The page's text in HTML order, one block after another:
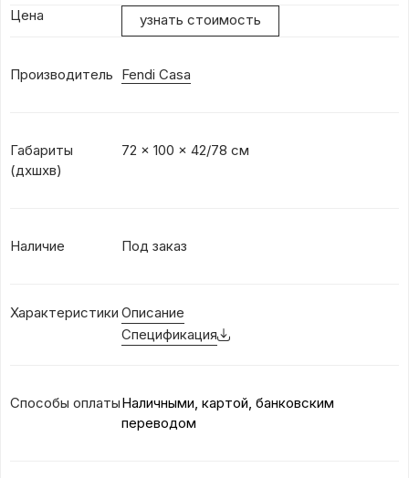
Цена узнать стоимость
Производитель Fendi Casa
Габариты
(дхшхв)
72 x 100 x 42/78 см
Наличие Под заказ
Характеристики Описание
Спецификация
Способы оплатыНаличными, картой, банковским
переводом